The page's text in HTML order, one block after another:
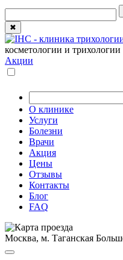
✖
косметологии и трихологии
Акции
О клинике
Услуги
Болезни
Врачи
Акция
Цены
Отзывы
Контакты
Блог
FAQ
Москва, м. Таганская